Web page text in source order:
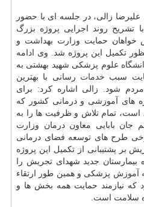
علیرضا زالی، در جلسه ای با حضور
تشریح روند اجرایی پروژه بزرگ
خواهان حمایت وزارت بهداشت و
تكمیل این پروژه شد. وی ادامه
علوم پزشكی شهید بهشتی به
سبب خدمات رسانی با بهترین
شود. زالی اشاره كرد: برای
های آموزشی و درمانی كشور كه
است، تمام تلاش و ظرفیت ها را به
جان بابایی معاون درمان وزارت
طرح های توسعه فضای درمانی
بر پشتیبانی از تكمیل این پروژه
بیمارستان جدید شهدای تجریش را
آموزش پزشكی و همین طور ارتقاء
كه نیازمند حمایت همه بخش ها و
سلامت است.